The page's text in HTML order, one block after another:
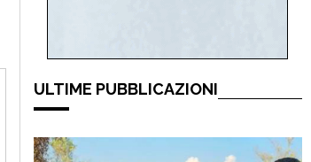
ULTIME PUBBLICAZIONI